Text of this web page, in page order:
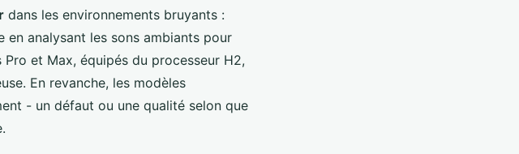
dans les environnements bruyants :
analysant les sons ambiants pour
et Max, équipés du processeur H2,
En revanche, les modèles
- un défaut ou une qualité selon que